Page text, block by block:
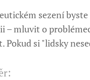
sezení
– mluvit o
Pokud si "lidsky